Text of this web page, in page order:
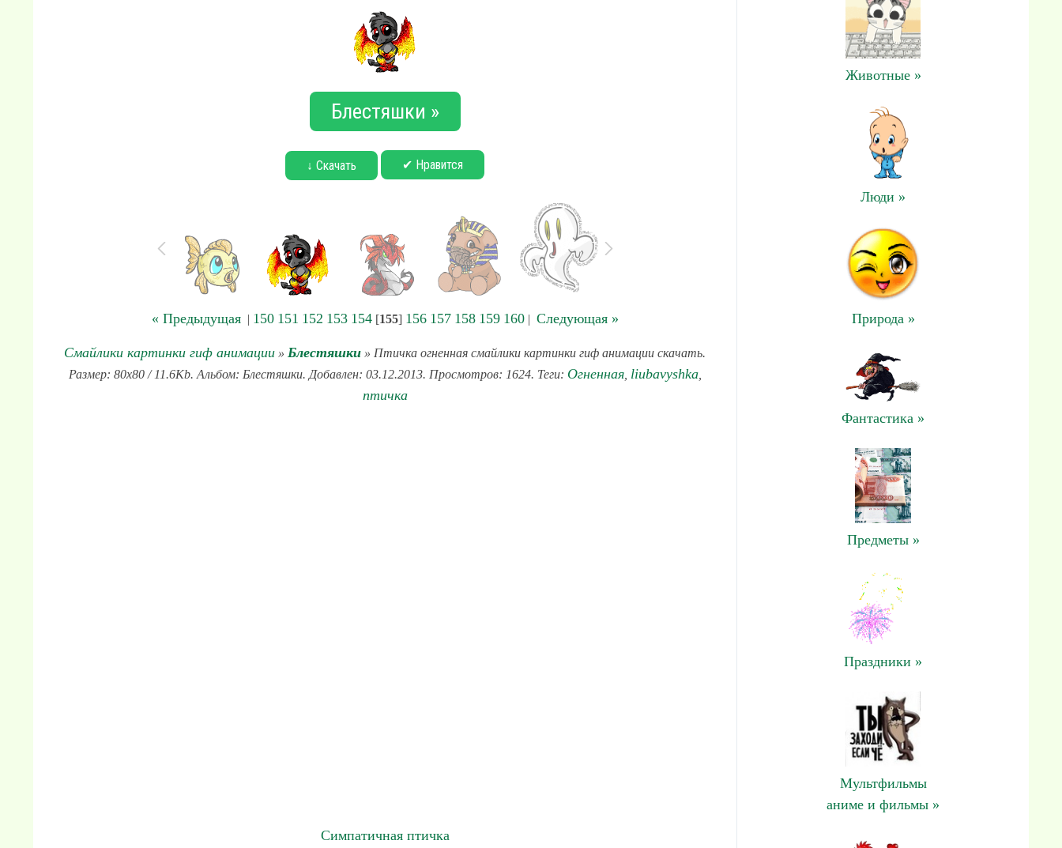
Блестяшки »
↓ Скачать ✔ Нравится
« Предыдущая| 150 151 152 153 154[155] 156 157 158 159 160| Следующая »
Смайлики картинки гиф анимации » Блестяшки » Птичка огненная смайлики картинки гиф анимации скачать.
Размер: 80x80 / 11.6Kb. Альбом: Блестяшки. Добавлен: 03.12.2013. Просмотров: 1624. Теги: Огненная, liubavyshka,
птичка
Симпатичная птичка
Животные »
Люди »
Природа »
Фантастика »
Предметы »
Праздники »
Мультфильмы
аниме и фильмы »